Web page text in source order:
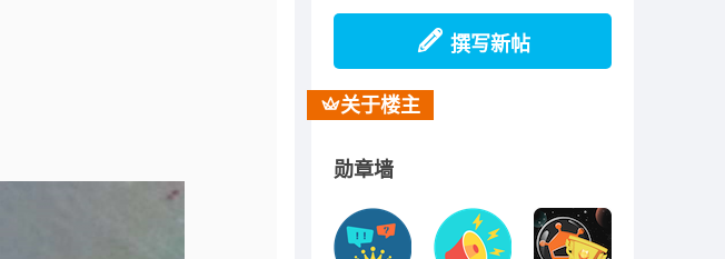
撰写新帖
关于楼主
勋章墙